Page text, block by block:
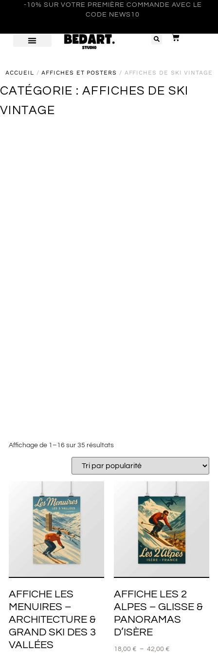
-10% SUR VOTRE PREMIÈRE COMMANDE AVEC LE
CODE NEWS10
ACCUEIL /AFFICHES ET POSTERS / AFFICHES DE SKI VINTAGE
CATÉGORIE : AFFICHES DE SKI
VINTAGE
Affichage de 1–16 sur 35 résultats
AFFICHE LES
MENUIRES –
ARCHITECTURE &
GRAND SKI DES 3
VALLÉES
AFFICHE LES 2
ALPES – GLISSE &
PANORAMAS
D’ISÈRE
18,00 € – 42,00 €